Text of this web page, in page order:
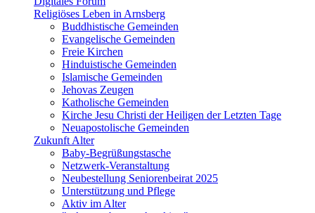
Religiöses Leben in Arnsberg
Buddhistische Gemeinden
Evangelische Gemeinden
Freie Kirchen
Hinduistische Gemeinden
Islamische Gemeinden
Jehovas Zeugen
Katholische Gemeinden
Kirche Jesu Christi der Heiligen der Letzten Tage
Neuapostolische Gemeinden
Zukunft Alter
Baby-Begrüßungstasche
Netzwerk-Veranstaltung
Neubestellung Seniorenbeirat 2025
Unterstützung und Pflege
Aktiv im Alter